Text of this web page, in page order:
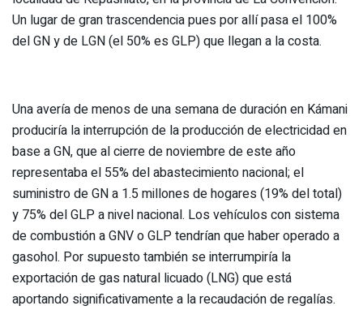
Un lugar de gran trascendencia pues por allí pasa el 100%
del GN y de LGN (el 50% es GLP) que llegan a la costa.
Una avería de menos de una semana de duración en Kámani
produciría la interrupción de la producción de electricidad en
base a GN, que al cierre de noviembre de este año
representaba el 55% del abastecimiento nacional; el
suministro de GN a 1.5 millones de hogares (19% del total)
y 75% del GLP a nivel nacional. Los vehículos con sistema
de combustión a GNV o GLP tendrían que haber operado a
gasohol. Por supuesto también se interrumpiría la
exportación de gas natural licuado (LNG) que está
aportando significativamente a la recaudación de regalías.